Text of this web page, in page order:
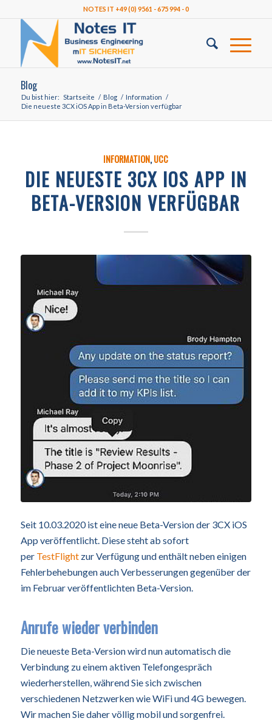
NOTES IT +49 (0) 9561 - 675 994 - 0
Blog
Du bist hier: Startseite / Blog / Information /
Die neueste 3CX iOS App in Beta-Version verfügbar
INFORMATION,UCC
DIE NEUESTE 3CX IOS APP IN
BETA-VERSION VERFÜGBAR
Seit 10.03.2020 ist eine neue Beta-Version der 3CX iOS
App veröffentlicht. Diese steht ab sofort
per TestFlightzur Verfügung und enthält neben einigen
Fehlerbehebungen auch Verbesserungen gegenüber der
im Februar veröffentlichten Beta-Version.
Anrufe wieder verbinden
Die neueste Beta-Version wird nun automatisch die
Verbindung zu einem aktiven Telefongespräch
wiederherstellen, während Sie sich zwischen
verschiedenen Netzwerken wie WiFi und 4G bewegen.
Wir machen Sie daher völlig mobil und sorgenfrei.